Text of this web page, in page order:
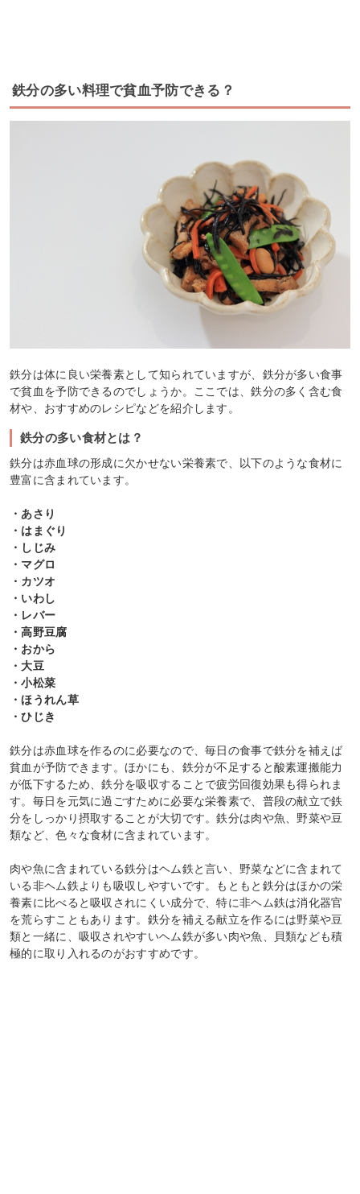
鉄分の多い料理で貧血予防できる？
鉄分は体に良い栄養素として知られていますが、鉄分が多い食事
で貧血を予防できるのでしょうか。ここでは、鉄分の多く含む食
材や、おすすめのレシピなどを紹介します。
鉄分の多い食材とは？
鉄分は赤血球の形成に欠かせない栄養素で、以下のような食材に
豊富に含まれています。
・あさり
・はまぐり
・しじみ
・マグロ
・カツオ
・いわし
・レバー
・高野豆腐
・おから
・大豆
・小松菜
・ほうれん草
・ひじき
鉄分は赤血球を作るのに必要なので、毎日の食事で鉄分を補えば
貧血が予防できます。ほかにも、鉄分が不足すると酸素運搬能力
が低下するため、鉄分を吸収することで疲労回復効果も得られま
す。毎日を元気に過ごすために必要な栄養素で、普段の献立で鉄
分をしっかり摂取することが大切です。鉄分は肉や魚、野菜や豆
類など、色々な食材に含まれています。
肉や魚に含まれている鉄分はヘム鉄と言い、野菜などに含まれて
いる非ヘム鉄よりも吸収しやすいです。もともと鉄分はほかの栄
養素に比べると吸収されにくい成分で、特に非ヘム鉄は消化器官
を荒らすこともあります。鉄分を補える献立を作るには野菜や豆
類と一緒に、吸収されやすいヘム鉄が多い肉や魚、貝類なども積
極的に取り入れるのがおすすめです。